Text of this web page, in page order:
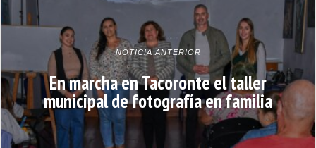
NOTICIA ANTERIOR
En marcha en Tacoronte el taller
municipal de fotografía en familia